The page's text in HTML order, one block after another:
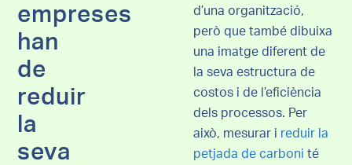
empreses
han
de
reduir
la
seva
d’una organització,
però que també dibuixa
una imatge diferent de
la seva estructura de
costos i de l’eficiència
dels processos. Per
això, mesurar i reduir la
petjada de carboni té